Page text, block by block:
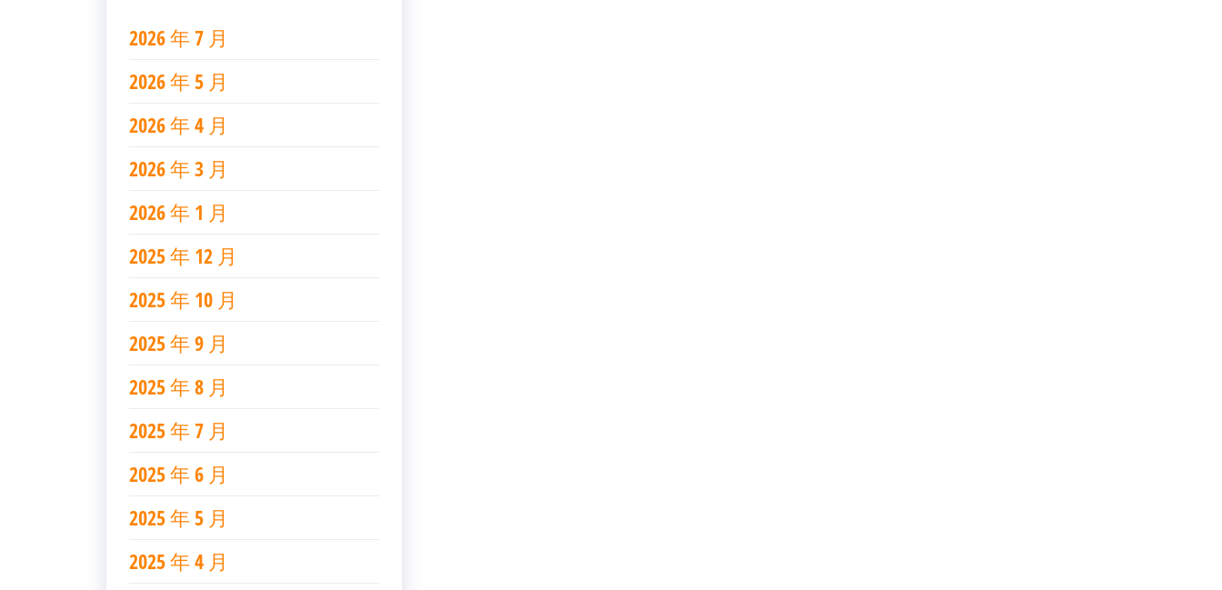
2026 年 7 月
2026 年 5 月
2026 年 4 月
2026 年 3 月
2026 年 1 月
2025 年 12 月
2025 年 10 月
2025 年 9 月
2025 年 8 月
2025 年 7 月
2025 年 6 月
2025 年 5 月
2025 年 4 月